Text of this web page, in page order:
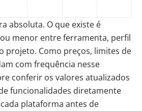
absoluta. O que existe é
menor entre ferramenta, perfil
projeto. Como preços, limites de
com frequência nesse
conferir os valores atualizados
funcionalidades diretamente
plataforma antes de